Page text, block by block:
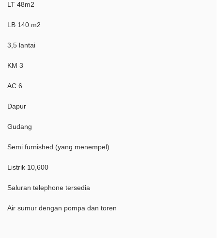
LT 48m2
LB 140 m2
3,5 lantai
KM 3
AC 6
Dapur
Gudang
Semi furnished (yang menempel)
Listrik 10,600
Saluran telephone tersedia
Air sumur dengan pompa dan toren